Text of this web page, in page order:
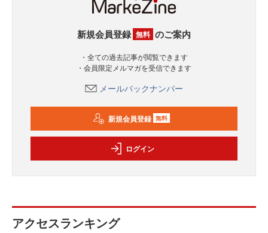
新規会員登録 無料 のご案内
・全ての過去記事が閲覧できます
・会員限定メルマガを受信できます
メールバックナンバー
新規会員登録 無料
ログイン
アクセスランキング